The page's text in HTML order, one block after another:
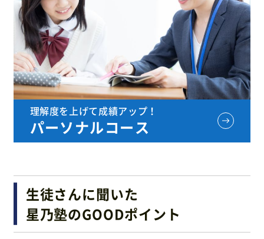
理解度を上げて成績アップ！
パーソナルコース
生徒さんに聞いた
星乃塾のGOODポイント